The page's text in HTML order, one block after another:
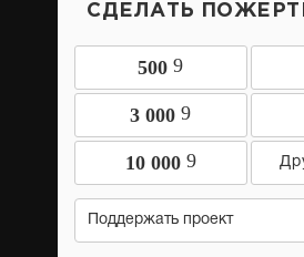
СДЕЛАТЬ
500 9
3 000 9
10 000 9
Поддержать проект